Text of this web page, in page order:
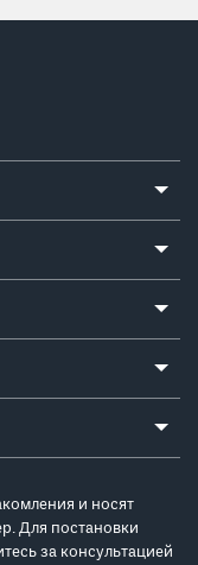
и носят
Для постановки
за консультацией